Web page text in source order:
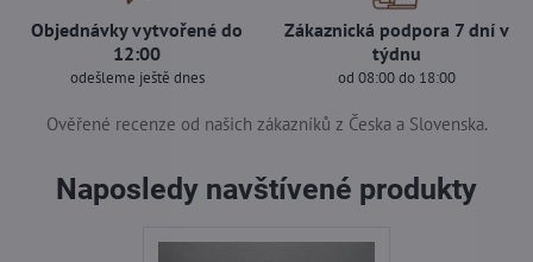
Objednávky vytvořené do
12:00
odešleme ještě dnes
Zákaznická podpora 7 dní v
týdnu
od 08:00 do 18:00
Ověřené recenze od našich zákazníků z Česka a Slovenska.
Naposledy navštívené produkty